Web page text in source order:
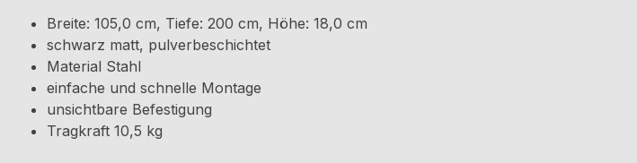
Breite: 105,0 cm, Tiefe: 200 cm, Höhe: 18,0 cm
schwarz matt, pulverbeschichtet
Material Stahl
einfache und schnelle Montage
unsichtbare Befestigung
Tragkraft 10,5 kg